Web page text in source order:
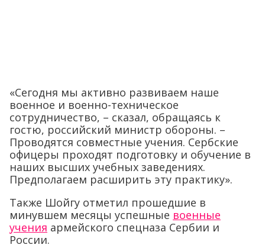
«Сегодня мы активно развиваем наше
военное и военно-техническое
сотрудничество, – сказал, обращаясь к
гостю, российский министр обороны. –
Проводятся совместные учения. Сербские
офицеры проходят подготовку и обучение в
наших высших учебных заведениях.
Предполагаем расширить эту практику».
Также Шойгу отметил прошедшие в
минувшем месяцы успешные военные
учения армейского спецназа Сербии и
России.